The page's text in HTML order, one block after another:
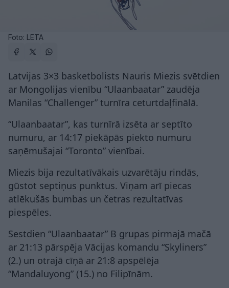
Foto: LETA
Latvijas 3×3 basketbolists Nauris Miezis svētdien
ar Mongolijas vienību “Ulaanbaatar” zaudēja
Manilas “Challenger” turnīra ceturtdaļfinālā.
“Ulaanbaatar”, kas turnīrā izsēta ar septīto
numuru, ar 14:17 piekāpās piekto numuru
saņēmušajai “Toronto” vienībai.
Miezis bija rezultatīvākais uzvarētāju rindās,
gūstot septiņus punktus. Viņam arī piecas
atlēkušās bumbas un četras rezultatīvas
piespēles.
Sestdien “Ulaanbaatar” B grupas pirmajā mačā
ar 21:13 pārspēja Vācijas komandu “Skyliners”
(2.) un otrajā cīņā ar 21:8 apspēlēja
“Mandaluyong” (15.) no Filipīnām.